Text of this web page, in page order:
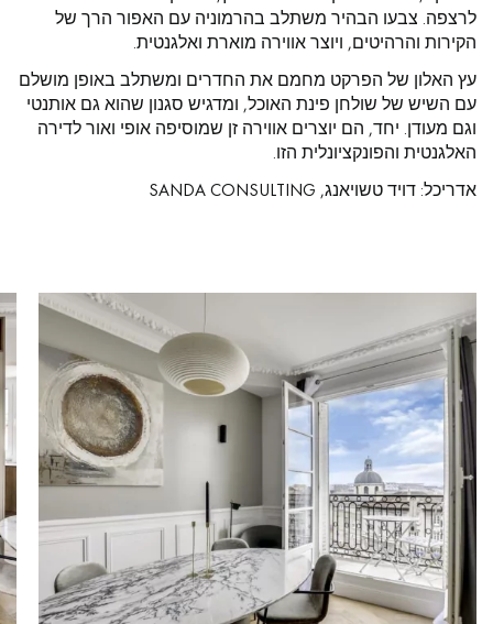
לרצפה. צבעו הבהיר משתלב בהרמוניה עם האפור הרך של
הקירות והרהיטים, ויוצר אווירה מוארת ואלגנטית.
עץ האלון של הפרקט מחמם את החדרים ומשתלב באופן מושלם
עם השיש של שולחן פינת האוכל, ומדגיש סגנון שהוא גם אותנטי
וגם מעודן. יחד, הם יוצרים אווירה זן שמוסיפה אופי ואור לדירה
האלגנטית והפונקציונלית הזו.
אדריכל: דויד טשויאנג, SANDA CONSULTING